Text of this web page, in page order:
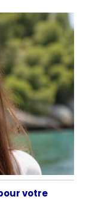
votre